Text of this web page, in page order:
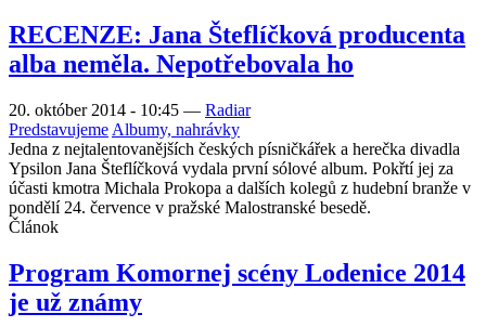
RECENZE: Jana Šteflíčková producenta
alba neměla. Nepotřebovala ho
20. október 2014 - 10:45 — Radiar
Predstavujeme Albumy, nahrávky
Jedna z nejtalentovanějších českých písničkářek a herečka divadla
Ypsilon Jana Šteflíčková vydala první sólové album. Pokřtí jej za
účasti kmotra Michala Prokopa a dalších kolegů z hudební branže v
pondělí 24. července v pražské Malostranské besedě.
Článok
Program Komornej scény Lodenice 2014
je už známy